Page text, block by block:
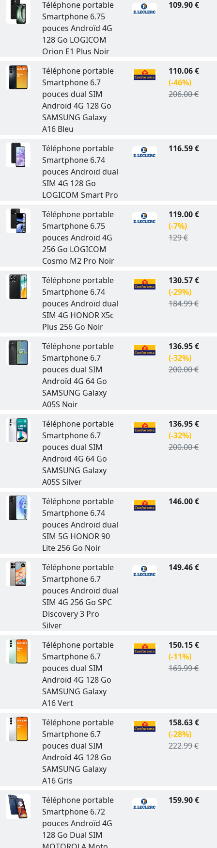
Téléphone portable
Smartphone 6.75
pouces Androïd 4G
128 Go LOGICOM
Orion E1 Plus Noir
109.90 €
Téléphone portable
Smartphone 6.7
pouces dual SIM
Androïd 4G 128 Go
SAMSUNG Galaxy
A16 Bleu
110.06 €
(-46%)
206.00 €
Téléphone portable
Smartphone 6.74
pouces Androïd dual
SIM 4G 128 Go
LOGICOM Smart Pro
116.59 €
Téléphone portable
Smartphone 6.75
pouces Androïd 4G
256 Go LOGICOM
Cosmo M2 Pro Noir
119.00 €
(-7%)
129 €
Téléphone portable
Smartphone 6.74
pouces Androïd dual
SIM 4G HONOR X5c
Plus 256 Go Noir
130.57 €
(-29%)
184.99 €
Téléphone portable
Smartphone 6.7
pouces dual SIM
Androïd 4G 64 Go
SAMSUNG Galaxy
A05S Noir
136.95 €
(-32%)
200.00 €
Téléphone portable
Smartphone 6.7
pouces dual SIM
Androïd 4G 64 Go
SAMSUNG Galaxy
A05S Silver
136.95 €
(-32%)
200.00 €
Téléphone portable
Smartphone 6.74
pouces Androïd dual
SIM 5G HONOR 90
Lite 256 Go Noir
146.00 €
Téléphone portable
Smartphone 6.7
pouces Androïd dual
SIM 4G 256 Go SPC
Discovery 3 Pro
Silver
149.46 €
Téléphone portable
Smartphone 6.7
pouces dual SIM
Androïd 4G 128 Go
SAMSUNG Galaxy
A16 Vert
150.15 €
(-11%)
169.99 €
Téléphone portable
Smartphone 6.7
pouces dual SIM
Androïd 4G 128 Go
SAMSUNG Galaxy
A16 Gris
158.63 €
(-28%)
222.99 €
Téléphone portable
Smartphone 6.72
pouces Androïd 4G
128 Go Dual SIM
159.90 €